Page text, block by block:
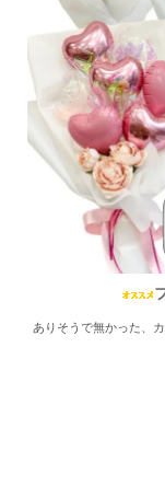
ありそうで無かった、